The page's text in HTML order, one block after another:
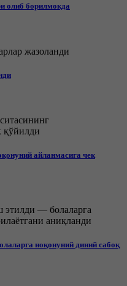
олиб борилмоқда
айланмасига чек
ноқонуний диний сабоқ